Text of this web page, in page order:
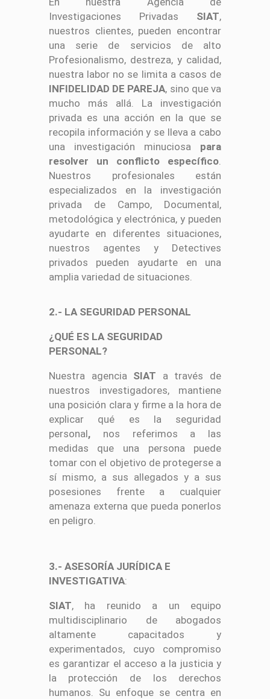
Investigaciones Privadas SIAT,
nuestros clientes, pueden encontrar
una serie de servicios de alto
Profesionalismo, destreza, y calidad,
nuestra labor no se limita a casos de
INFIDELIDAD DE PAREJA, sino que va
mucho más allá. La investigación
privada es una acción en la que se
recopila información y se lleva a cabo
una investigación minuciosa para
resolver un conflicto específico
Nuestros profesionales están
especializados en la investigación
privada de Campo, Documental,
metodológica y electrónica, y pueden
ayudarte en diferentes situaciones,
nuestros agentes y Detectives
privados pueden ayudarte en una
amplia variedad de situaciones.
2.- LA SEGURIDAD PERSONAL
¿QUÉ ES LA SEGURIDAD
PERSONAL?
Nuestra agencia SIAT a través de
nuestros investigadores, mantiene
una posición clara y firme a la hora de
explicar qué es la seguridad
personal,nos referimos a las
medidas que una persona puede
tomar con el objetivo de protegerse a
sí mismo, a sus allegados y a sus
posesiones frente a cualquier
amenaza externa que pueda ponerlos
en peligro.
3.- ASESORÍA JURÍDICA E
INVESTIGATIVA:
SIAT, ha reunido a un equipo
multidisciplinario de abogados
altamente capacitados y
experimentados, cuyo compromiso
es garantizar el acceso a la justicia y
la protección de los derechos
humanos. Su enfoque se centra en